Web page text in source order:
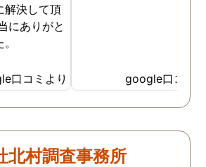
ってくれるところや、で
いつも親身に相談に乗っ
よく考えてくださってい
のが伝わる対応に探偵の
解決して頂
にありがと
口コミより google口コミ
北村調査事務所